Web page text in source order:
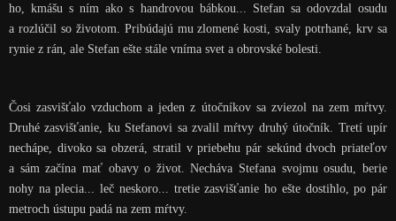
ho, kmášu s ním ako s handrovou bábkou... Stefan sa odovzdal osudu
a rozlúčil so životom. Pribúdajú mu zlomené kosti, svaly potrhané, krv sa
rynie z rán, ale Stefan ešte stále vníma svet a obrovské bolesti.
Čosi zasvišťalo vzduchom a jeden z útočníkov sa zviezol na zem mŕtvy.
Druhé zasvišťanie, ku Stefanovi sa zvalil mŕtvy druhý útočník. Tretí upír
nechápe, divoko sa obzerá, stratil v priebehu pár sekúnd dvoch priateľov
a sám začína mať obavy o život. Necháva Stefana svojmu osudu, berie
nohy na plecia... leč neskoro... tretie zasvišťanie ho ešte dostihlo, po pár
metroch ústupu padá na zem mŕtvy.